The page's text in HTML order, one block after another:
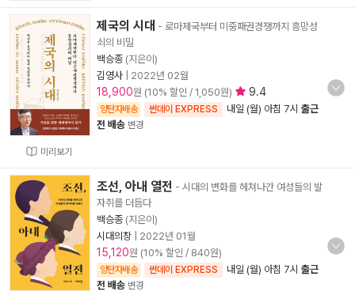
미리보기
제국의 시대 - 로마제국부터 미중패권경쟁까지 흥망성
쇠의 비밀
백승종 (지은이)
김영사
2022년 02월
18,900원 (10% 할인 / 1,050원) 9.4
양탄자배송 썬데이 EXPRESS 내일 (월) 아침 7시 출근
전 배송 변경
조선, 아내 열전 - 시대의 변화를 헤쳐나간 여성들의 발
자취를 더듬다
백승종 (지은이)
시대의창
2022년 01월
15,120원 (10% 할인 / 840원)
양탄자배송 썬데이 EXPRESS 내일 (월) 아침 7시 출근
전 배송 변경